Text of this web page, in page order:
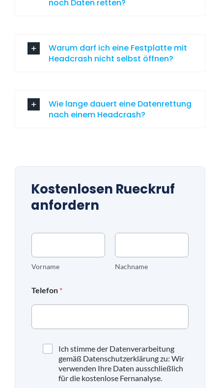
noch Daten retten?
Warum darf ich eine Festplatte mit
Headcrash nicht selbst öffnen?
Wie lange dauert eine Datenrettung
nach einem Headcrash?
Kostenlosen Rueckruf
anfordern
N
m
e
Vorname Nachname
Telefon *
Ich stimme der Datenverarbeitung
gemäß Datenschutzerklärung zu: Wir
verwenden Ihre Daten ausschließlich
für die kostenlose Fernanalyse.